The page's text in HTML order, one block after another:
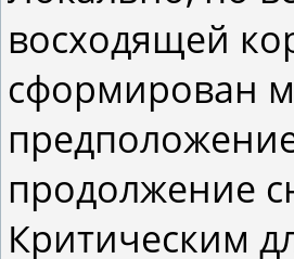
восходящей
сформирован
продолжение
Критическим